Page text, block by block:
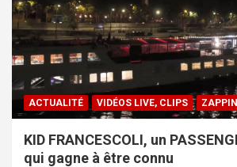
ACTUALITÉ VIDÉOS LIVE, CLIPS
KID FRANCESCOLI, un
qui gagne à être connu